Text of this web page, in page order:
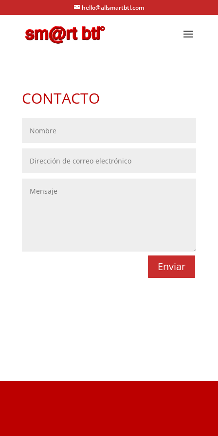
hello@allsmartbtl.com
CONTACTO
Enviar